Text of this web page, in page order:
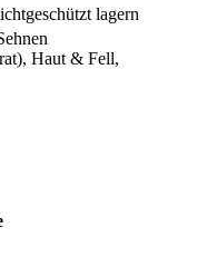
lagern
Haut & Fell,